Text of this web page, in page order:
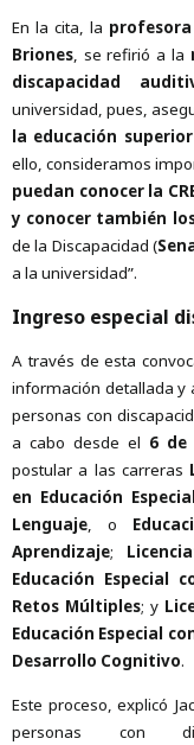
En la cita, la profesora
Briones, se refirió a la
discapacidad
universidad, pues,
la educación
ello, consideramos
puedan conocer la
y conocer también
de la Discapacidad (
a la universidad”.
Ingreso especial
A través de esta
información detallada y
personas con
a cabo desde el 6 de
postular a las carreras
en Educación
Lenguaje, o
Aprendizaje;
Educación Especial
Retos Múltiples; y
Educación Especial
Desarrollo Cognitivo.
Este proceso, explicó
personas con